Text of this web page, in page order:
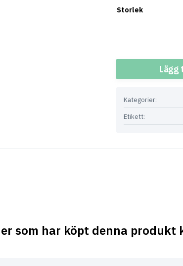
Storlek
Lägg
Kategorier:
Etikett:
som har köpt denna produkt